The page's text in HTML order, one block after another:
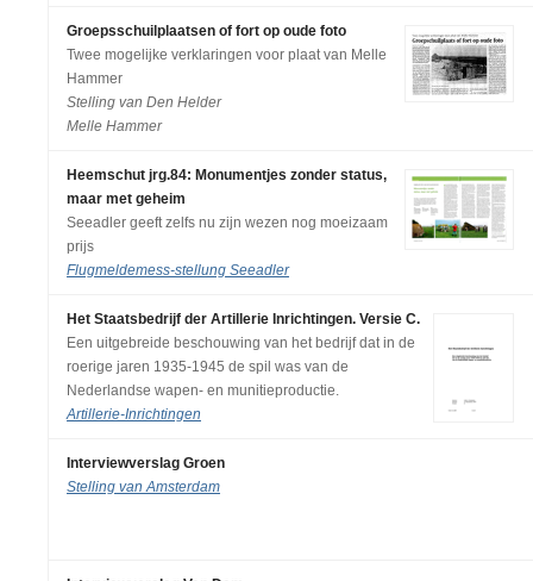
Groepsschuilplaatsen of fort op oude foto
Twee mogelijke verklaringen voor plaat van Melle
Hammer
Stelling van Den Helder
Melle Hammer
Heemschut jrg.84: Monumentjes zonder status,
maar met geheim
Seeadler geeft zelfs nu zijn wezen nog moeizaam
prijs
Flugmeldemess-stellung Seeadler
Het Staatsbedrijf der Artillerie Inrichtingen. Versie C.
Een uitgebreide beschouwing van het bedrijf dat in de
roerige jaren 1935-1945 de spil was van de
Nederlandse wapen- en munitieproductie.
Artillerie-Inrichtingen
Interviewverslag Groen
Stelling van Amsterdam